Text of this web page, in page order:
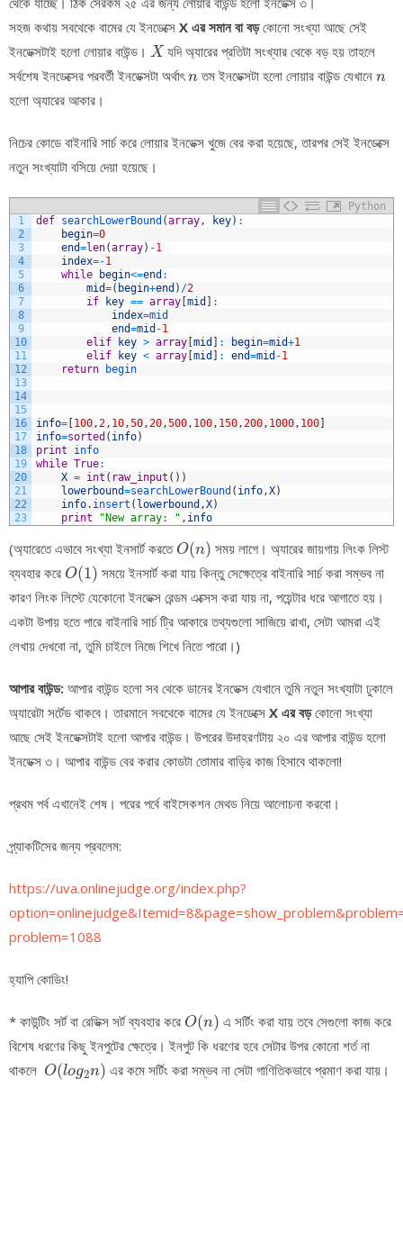
সহজ কথায় সবথেকে বামের যে ইনডেক্সে X এর সমান বা বড়কোনো সংখ্যা আছে সেই
ইনডেক্সটাই হলো লোয়ার বাউন্ড। X
X যদি অ্যারের প্রতিটা সংখ্যার থেকে বড় হয় তাহলে
সর্বশেষ ইনডেক্সের পরবর্তী ইনডেক্সটা অর্থাৎn
nতম ইনডেক্সটা হলো লোয়ার বাউন্ড যেখানে n
n
হলো অ্যারের আকার।
নিচের কোডে বাইনারি সার্চ করে লোয়ার ইনডেক্স খুজে বের করা হয়েছে, তারপর সেই ইনডেক্সে
নতুন সংখ্যাটা বসিয়ে দেয়া হয়েছে।
Python
1
2
3
4
5
6
7
8
9
10
11
12
13
14
15
16
17
18
19
20
21
22
23
def searchLowerBound (array, key) :
begin=0
end=len(array) -1
index=-1
while
begin<=end :
mid=( begin+end ) /2
if
key == array mid
:
index=mid
end=mid -1
elif
key > array mid : begin=mid+1
elif
key < array mid : end=mid -1
return
begin
info= 100,2, 10,50,20,500, 100, 150,200, 1000, 100
info=sorted ( info)
print
info
while True:
X = int ( raw_input ( ) )
lowerbound=searchLowerBound ( info,X)
info. insert ( lowerbound ,X)
print
"New array: " , info
(অ্যারেতে এভাবে সংখ্যা ইনসার্ট করতে O(n)
O(n) সময় লাগে। অ্যারের জায়গায় লিংক লিস্ট
ব্যবহার করে O(1)
O(1) সময়ে ইনসার্ট করা যায় কিন্তু সেক্ষেত্রে বাইনারি সার্চ করা সম্ভব না
কারণ লিংক লিস্টে যেকোনো ইনডেক্স রেন্ডম এক্সেস করা যায় না, পয়েন্টার ধরে আগাতে হয়।
একটা উপায় হতে পারে বাইনারি সার্চ ট্রি আকারে তথ্যগুলো সাজিয়ে রাখা, সেটা আমরা এই
লেখায় দেখবো না, তুমি চাইলে নিজে শিখে নিতে পারো।)
আপার বাউন্ড: আপার বাউন্ড হলো সব থেকে ডানের ইনডেক্স যেখানে তুমি নতুন সংখ্যাটা ঢুকালে
অ্যারেটা সর্টেড থাকবে। তারমানে সবথেকে বামের যে ইনডেক্সে X এর বড়কোনো সংখ্যা
আছে সেই ইনডেক্সটাই হলো আপার বাউন্ড। উপরের উদাহরণটায় ২০ এর আপার বাউন্ড হলো
ইনডেক্স ৩। আপার বাউন্ড বের করার কোডটা তোমার বাড়ির কাজ হিসাবে থাকলো!
প্রথম পর্ব এখানেই শেষ। পরের পর্বে বাইসেকশন মেথড নিয়ে আলোচনা করবো।
প্র্যাকটিসের জন্য প্রবলেম:
https://uva.onlinejudge.org/index.php?
problem=1088
হ্যাপি কোডিং!
* কাউন্টিং সর্ট বা রেডিক্স সর্ট ব্যবহার করে O(n)
O(n) এ সর্টিং করা যায় তবে সেগুলো কাজ করে
বিশেষ ধরণের কিছু ইনপুটের ক্ষেত্রে। ইনপুট কি ধরণের হবে সেটার উপর কোনো শর্ত না
থাকলে O(log2n)
O(log 2n এর কমে সর্টিং করা সম্ভব না সেটা গাণিতিকভাবে প্রমাণ করা যায়।